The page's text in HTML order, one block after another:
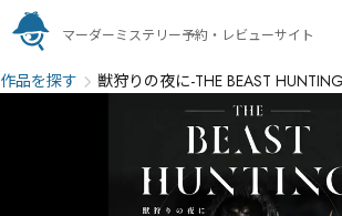
マーダーミステリー予約・レビューサイト
作品を探す 獣狩りの夜に-THE BEAST